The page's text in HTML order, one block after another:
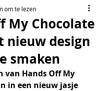
My Chocolate
nieuw design
smaken
om te lezen
van Hands Off My
in een nieuw jasje